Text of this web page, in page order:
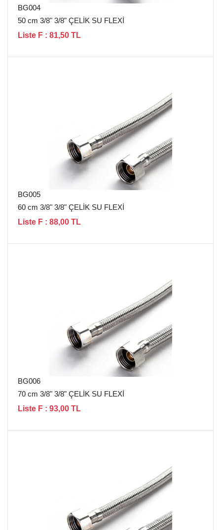
BG004
50 cm 3/8" 3/8" ÇELİK SU FLEXİ
Liste F : 81,50 TL
BG005
60 cm 3/8" 3/8" ÇELİK SU FLEXİ
Liste F : 88,00 TL
BG006
70 cm 3/8" 3/8" ÇELİK SU FLEXİ
Liste F : 93,00 TL